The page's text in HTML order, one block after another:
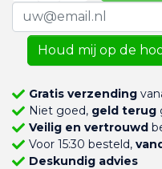
Houd mij op de
Gratis verzending
Niet goed, geld terug
Veilig en vertrouwd
Voor 15:30 besteld,
Deskundig advies